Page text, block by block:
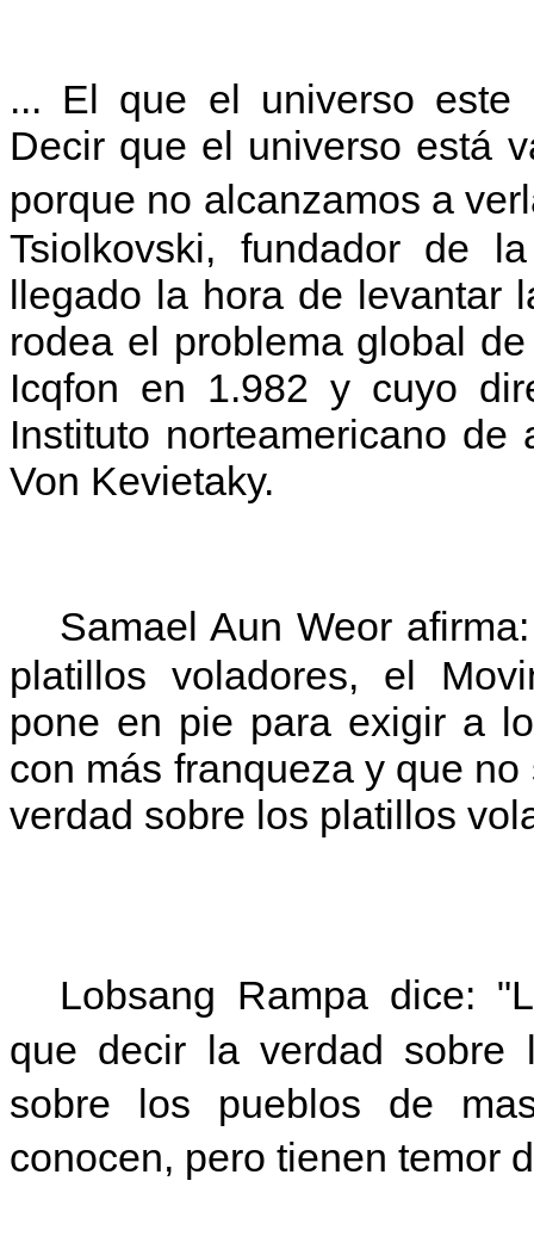
... El que el universo este
Decir que el universo está
porque no alcanzamos a
Tsiolkovski, fundador de
llegado la hora de
rodea el problema global
Icqfon en 1.982 y cuyo
Instituto norteamericano
Von Kevietaky.
Samael Aun Weor
platillos voladores, el
pone en pie para exigir a
con más franqueza y que
verdad sobre los platillos
Lobsang Rampa dice:
que decir la verdad sobre
sobre los pueblos de
conocen, pero tienen temor